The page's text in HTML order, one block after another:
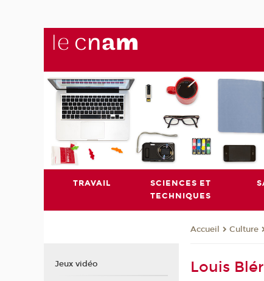
TRAVAIL
SCIENCES ET
TECHNIQUES
Accueil Culture
Louis
Jeux vidéo